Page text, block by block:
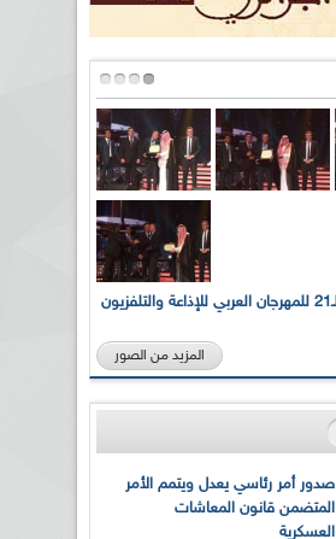
بالصور... الدورة الـ21 للمهرجان العربي للإذاعة والتلفزيون
المزيد من الصور
صدور أمر رئاسي يعدل ويتمم الأمر
المتضمن قانون المعاشات
العسكرية